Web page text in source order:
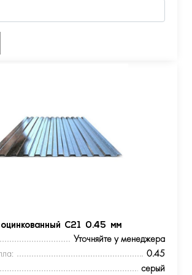
оцинкованный С21 0.45 мм
Уточняйте у менеджера
0.45
серый